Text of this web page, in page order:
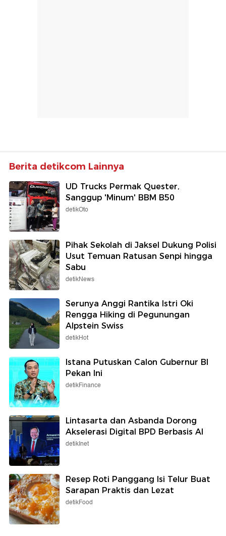
Berita detikcom Lainnya
UD Trucks Permak Quester,
Sanggup 'Minum' BBM B50
detikOto
Pihak Sekolah di Jaksel Dukung Polisi
Usut Temuan Ratusan Senpi hingga
Sabu
detikNews
Serunya Anggi Rantika Istri Oki
Rengga Hiking di Pegunungan
Alpstein Swiss
detikHot
Istana Putuskan Calon Gubernur BI
Pekan Ini
detikFinance
Lintasarta dan Asbanda Dorong
Akselerasi Digital BPD Berbasis AI
detikInet
Resep Roti Panggang Isi Telur Buat
Sarapan Praktis dan Lezat
detikFood